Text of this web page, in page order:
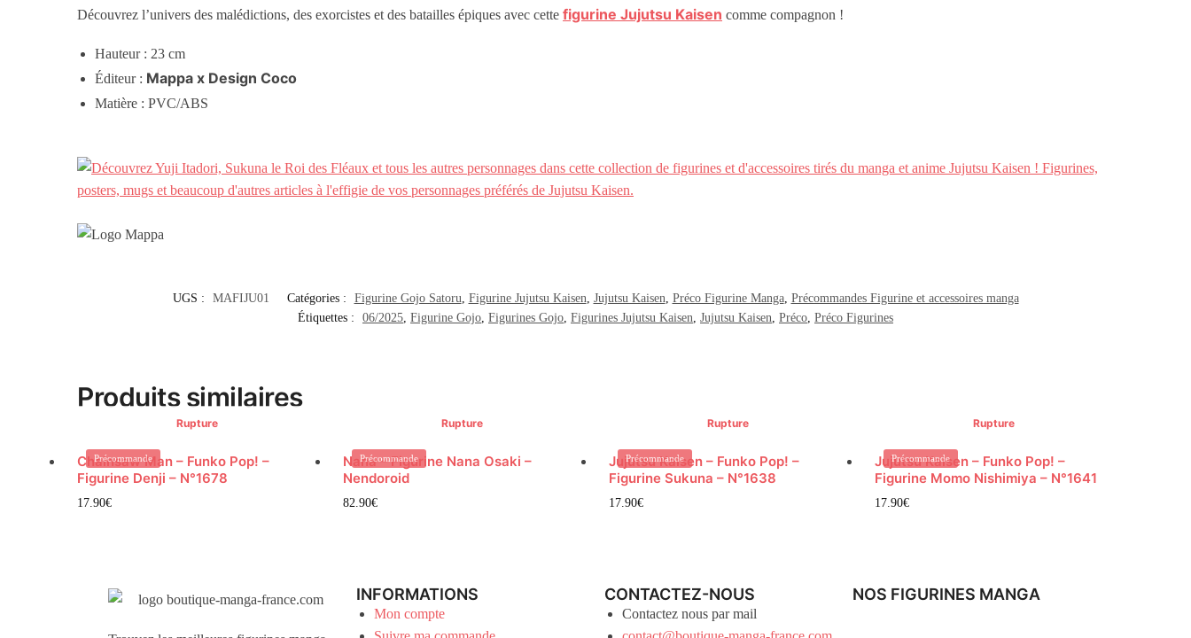
Découvrez l’univers des malédictions, des exorcistes et des batailles épiques avec cettefigurine Jujutsu Kaisen comme compagnon !
Hauteur : 23 cm
Éditeur : Mappa x Design Coco
Matière : PVC/ABS
UGS : MAFIJU01 Catégories : Figurine Gojo Satoru, Figurine Jujutsu Kaisen, Jujutsu Kaisen, Préco Figurine Manga, Précommandes Figurine et accessoires manga
Étiquettes :
06/2025, Figurine Gojo, Figurines Gojo, Figurines Jujutsu Kaisen, Jujutsu Kaisen, Préco, Préco Figurines
Produits similaires
Précommande
Rupture
Chainsaw Man – Funko Pop! –
Figurine Denji – N°1678
17.90€
Précommande
Rupture
Nana – Figurine Nana Osaki –
Nendoroid
82.90€
Précommande
Rupture
Jujutsu Kaisen – Funko Pop! –
Figurine Sukuna – N°1638
17.90€
Précommande
Rupture
Jujutsu Kaisen – Funko Pop! –
Figurine Momo Nishimiya – N°1641
17.90€
INFORMATIONS
Mon compte
CONTACTEZ-NOUS
Contactez nous par mail
NOS FIGURINES MANGA